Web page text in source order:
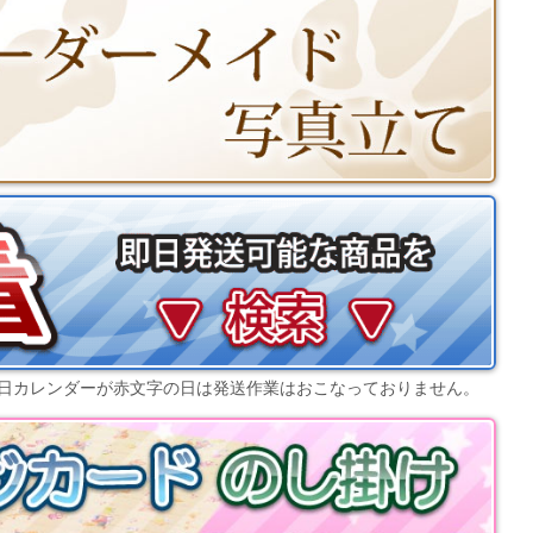
カレンダーが赤文字の日は発送作業はおこなっておりません。